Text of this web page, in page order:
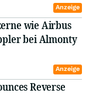
Anzeige
wie Airbus
bei Almonty
Anzeige
Reverse